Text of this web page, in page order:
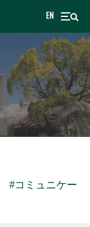
EN
#コミュニケー